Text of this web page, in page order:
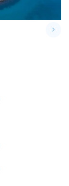
keyboard_arrow_right